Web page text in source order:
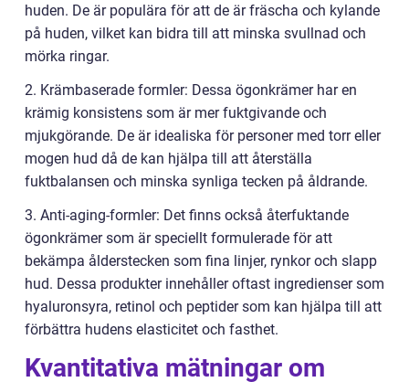
huden. De är populära för att de är fräscha och kylande
på huden, vilket kan bidra till att minska svullnad och
mörka ringar.
2. Krämbaserade formler: Dessa ögonkrämer har en
krämig konsistens som är mer fuktgivande och
mjukgörande. De är idealiska för personer med torr eller
mogen hud då de kan hjälpa till att återställa
fuktbalansen och minska synliga tecken på åldrande.
3. Anti-aging-formler: Det finns också återfuktande
ögonkrämer som är speciellt formulerade för att
bekämpa ålderstecken som fina linjer, rynkor och slapp
hud. Dessa produkter innehåller oftast ingredienser som
hyaluronsyra, retinol och peptider som kan hjälpa till att
förbättra hudens elasticitet och fasthet.
Kvantitativa mätningar om